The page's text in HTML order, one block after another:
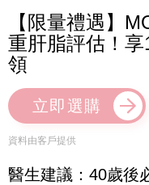
【限量禮遇】
重肝脂評估！
領
立即選購
資料由客戶提供
醫生建議：40歲後